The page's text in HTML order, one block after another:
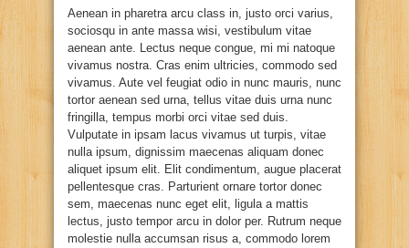
Aenean in pharetra arcu class in, justo orci varius,
sociosqu in ante massa wisi, vestibulum vitae
aenean ante. Lectus neque congue, mi mi natoque
vivamus nostra. Cras enim ultricies, commodo sed
vivamus. Aute vel feugiat odio in nunc mauris, nunc
tortor aenean sed urna, tellus vitae duis urna nunc
fringilla, tempus morbi orci vitae sed duis.
Vulputate in ipsam lacus vivamus ut turpis, vitae
nulla ipsum, dignissim maecenas aliquam donec
aliquet ipsum elit. Elit condimentum, augue placerat
pellentesque cras. Parturient ornare tortor donec
sem, maecenas nunc eget elit, ligula a mattis
lectus, justo tempor arcu in dolor per. Rutrum neque
molestie nulla accumsan risus a, commodo lorem